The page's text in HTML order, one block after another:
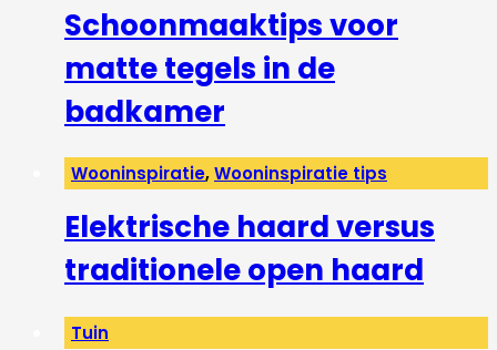
Schoonmaaktips voor
matte tegels in de
badkamer
Wooninspiratie,Wooninspiratie tips
Elektrische haard versus
traditionele open haard
Tuin